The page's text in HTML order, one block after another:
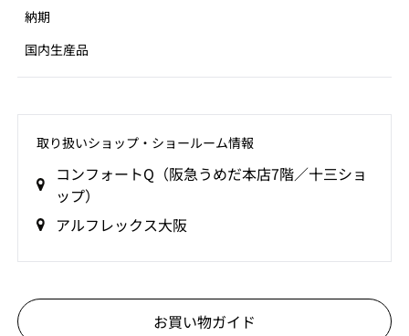
納期
国内生産品
取り扱いショップ‧ショールーム情報
コンフォートQ（阪急うめだ本店7階／十三ショ
ップ）
アルフレックス大阪
お買い物ガイド